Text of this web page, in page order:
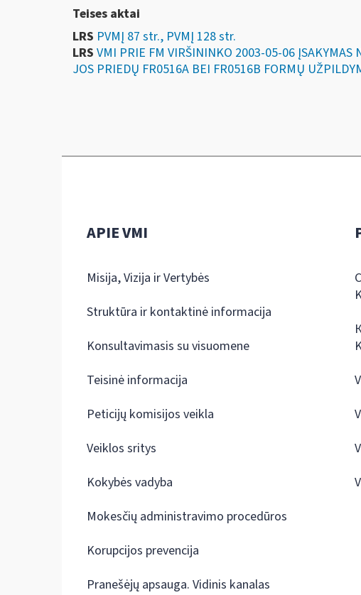
Teises aktai
LRS PVMĮ 87 str., PVMĮ 128 str.
LRS VMI PRIE FM VIRŠININKO 2003-05-06 ĮSAKYMAS
JOS PRIEDŲ FR0516A BEI FR0516B FORMŲ
APIE VMI
Misija, Vizija ir Vertybės
Struktūra ir kontaktinė informacija
Konsultavimasis su visuomene
Teisinė informacija
Peticijų komisijos veikla
Veiklos sritys
Kokybės vadyba
Mokesčių administravimo procedūros
Korupcijos prevencija
Pranešėjų apsauga. Vidinis kanalas